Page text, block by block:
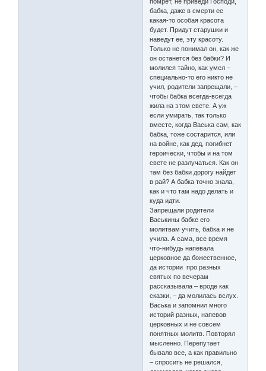
бабка, даже в смерти ее
какая-то особая красота
будет. Придут старушки и
наведут ее, эту красоту.
Только не понимал он, как же
он останется без бабки? И
молился тайно, как умел –
специально-то его никто не
учил, родители запрещали, –
чтобы бабка всегда-всегда
жила на этом свете. А уж
если умирать, так только
вместе, когда Васька сам, как
бабка, тоже состарится, или
на войне, как дед, погибнет
героически, чтобы и на том
свете не разлучаться. Как он
там без бабки дорогу найдет
в рай? А бабка точно знала,
как и что там надо делать и
куда идти.
Запрещали родители
Васькины бабке его
молитвам учить, бабка и не
учила. А сама, все время
что-нибудь напевала
церковное да божественное,
да истории про разных
святых по вечерам
рассказывала – вроде как
сказки, – да молилась вслух.
Васька и запомнил много
историй разных, напевов
церковных и не совсем
понятных молитв. Повторял
мысленно. Перепутает
бывало все, а как правильно
– спросить не решался,